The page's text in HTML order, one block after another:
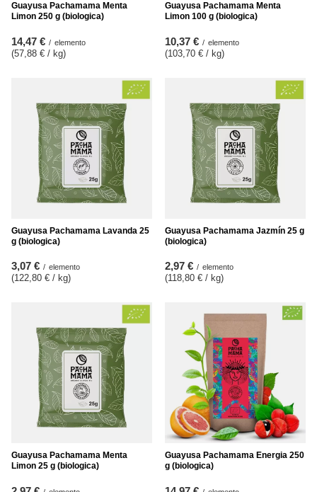
Guayusa Pachamama Menta
Limon 250 g (biologica)
14,47 € / elemento
(57,88 € / kg)
Guayusa Pachamama Menta
Limon 100 g (biologica)
10,37 € / elemento
(103,70 € / kg)
Guayusa Pachamama Lavanda 25
g (biologica)
3,07 € / elemento
(122,80 € / kg)
Guayusa Pachamama Jazmín 25 g
(biologica)
2,97 € / elemento
(118,80 € / kg)
Guayusa Pachamama Menta
Limon 25 g (biologica)
Guayusa Pachamama Energia 250
g (biologica)